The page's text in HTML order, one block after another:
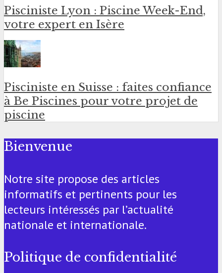
Pisciniste Lyon : Piscine Week-End,
votre expert en Isère
Pisciniste en Suisse : faites confiance
à Be Piscines pour votre projet de
piscine
Bienvenue
Notre site propose des articles
informatifs et pertinents pour les
lecteurs intéressés par l’actualité
nationale et internationale.
Politique de confidentialité